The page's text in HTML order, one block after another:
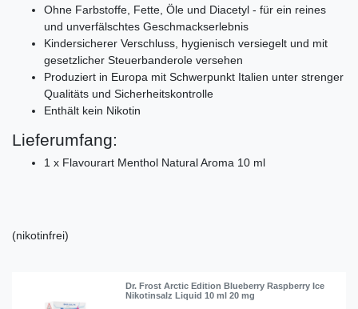
Ohne Farbstoffe, Fette, Öle und Diacetyl - für ein reines
und unverfälschtes Geschmackserlebnis
Kindersicherer Verschluss, hygienisch versiegelt und mit
gesetzlicher Steuerbanderole versehen
Produziert in Europa mit Schwerpunkt Italien unter strenger
Qualitäts und Sicherheitskontrolle
Enthält kein Nikotin
Lieferumfang:
1 x Flavourart Menthol Natural Aroma 10 ml
(nikotinfrei)
Dr. Frost Arctic Edition Blueberry Raspberry Ice
Nikotinsalz Liquid 10 ml 20 mg